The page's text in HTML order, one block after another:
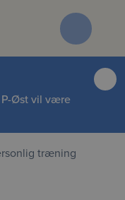
P-Øst vil være
træning